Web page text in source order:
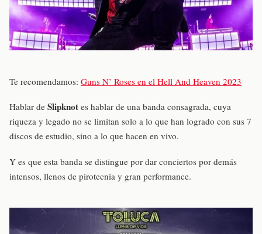
Te recomendamos: Guns N’ Roses en el Hell And Heaven 2023
Hablar de Slipknot es hablar de una banda consagrada, cuya
riqueza y legado no se limitan solo a lo que han logrado con sus 7
discos de estudio, sino a lo que hacen en vivo.
Y es que esta banda se distingue por dar conciertos por demás
intensos, llenos de pirotecnia y gran performance.